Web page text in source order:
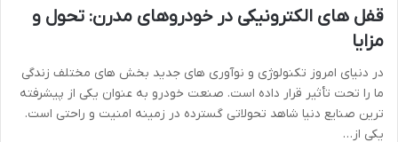
قفل های الکترونیکی در خودروهای مدرن: تحول و
مزایا
در دنیای امروز تکنولوژی و نوآوری های جدید بخش های مختلف زندگی
ما را تحت تأثیر قرار داده است. صنعت خودرو به عنوان یکی از پیشرفته
ترین صنایع دنیا شاهد تحولاتی گسترده در زمینه امنیت و راحتی است.
یکی از…